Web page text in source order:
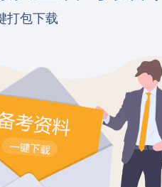
打包下载